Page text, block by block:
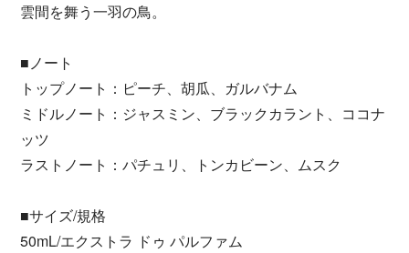
雲間を舞う一羽の鳥。
■ノート
トップノート：ピーチ、胡瓜、ガルバナム
ミドルノート：ジャスミン、ブラックカラント、ココナ
ッツ
ラストノート：パチュリ、トンカビーン、ムスク
■サイズ/規格
50mL/エクストラ ドゥ パルファム